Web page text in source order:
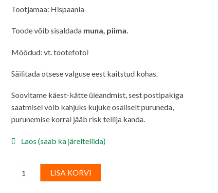
Tootjamaa: Hispaania
Toode võib sisaldada muna, piima.
Mõõdud: vt. tootefotol
Säilitada otsese valguse eest kaitstud kohas.
Soovitame käest-kätte üleandmist, sest postipakiga
saatmisel võib kahjuks kujuke osaliselt puruneda,
purunemise korral jääb risk tellija kanda.
Laos (saab ka järeltellida)
suhkrudekoor/
LISA KORVI